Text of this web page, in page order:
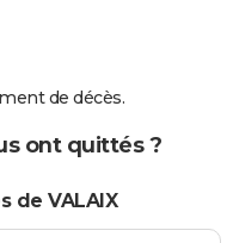
de décès.
ont quittés ?
de VALAIX